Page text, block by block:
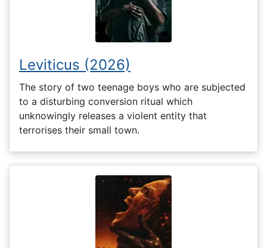
Leviticus (2026)
The story of two teenage boys who are subjected
to a disturbing conversion ritual which
unknowingly releases a violent entity that
terrorises their small town.